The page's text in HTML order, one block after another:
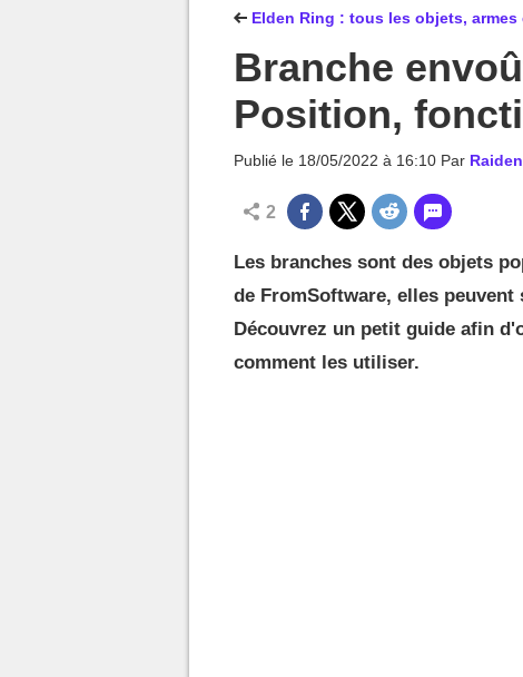
Elden Ring : tous les objets, armes
Branche
Position,
Publié le 18/05/2022 à 16:10 Par
2
Les branches sont des objets
de FromSoftware, elles
Découvrez un petit guide afin
comment les utiliser.